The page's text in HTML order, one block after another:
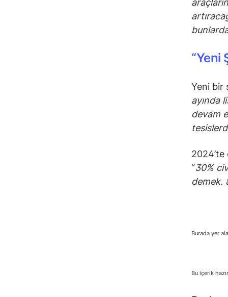
“Yeni
Yeni bir
ayında
devam
“30%
demek.
Burada yer
Bu içerik